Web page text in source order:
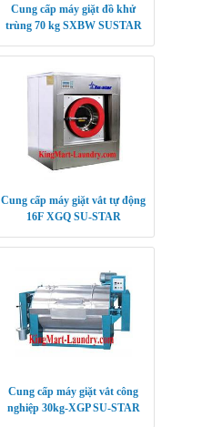
Cung cấp máy giặt đồ khử
trùng 70 kg SXBW SUSTAR
Cung cấp máy giặt vắt tự động
16F XGQ SU-STAR
Cung cấp máy giặt vắt công
nghiệp 30kg-XGP SU-STAR